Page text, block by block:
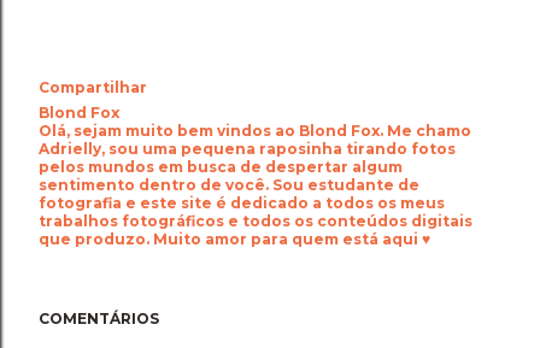
Compartilhar
Blond Fox
Olá, sejam muito bem vindos ao Blond Fox. Me chamo
Adrielly, sou uma pequena raposinha tirando fotos
pelos mundos em busca de despertar algum
sentimento dentro de você. Sou estudante de
fotografia e este site é dedicado a todos os meus
trabalhos fotográficos e todos os conteúdos digitais
que produzo. Muito amor para quem está aqui ♥
COMENTÁRIOS